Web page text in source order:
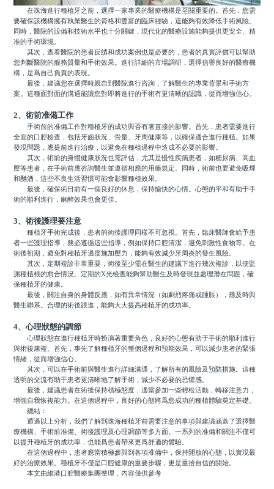
在珠海進行種植牙之前，選擇一家專業的醫療機構是至關重要的。首先，您需
要確保該機構擁有執業醫生的資格和豐富的臨床經驗，這能夠有效降低手術風險。
同時，醫院的設備和技術水平也十分關鍵，現代化的醫療設施能夠提供更安全、精
准的手術環境。
其次，查看醫院的患者反饋和成功案例也是必要的，患者的真實評價可以幫助
您判斷醫院的服務質量和手術效果。進行詳細的市場調研，選擇信譽良好的醫療機
構，是爲自己負責的表現。
最後，建議您在選擇時親自到醫院進行咨詢，了解醫生的專業背景和手術方
案。這種面對面的溝通能讓您對即將進行的手術有更清晰的認識，從而增強信心。
2、術前准備工作
手術前的准備工作對種植牙的成功與否有著直接的影響。首先，患者需要進行
全面的口腔檢查，包括牙齒狀況、骨量、牙周健康等，以確保適合進行種植。如果
發現問題，應提前進行治療，以避免在種植過程中造成不必要的影響。
其次，術前的身體健康狀況也需評估，尤其是慢性疾病患者，如糖尿病、高血
壓等患者，在手術前應咨詢醫生並遵循相應的用藥規定。同時，術前也要避免吸煙
和酗酒，這些不良生活習慣可能會影響種植效果。
最後，確保術日前有一個良好的休息，保持愉快的心情。心態的平和有助于手
術的順利進行，麻醉效果也會更佳。
3、術後護理要注意
種植牙手術完成後，患者的術後護理同樣不可忽視。首先，臨床醫師會給予患
者一些護理指導，務必遵循這些指導，例如保持口腔清潔，避免刺激性食物等。在
術後初期，避免對種植牙過度施加壓力，能夠有效減少牙周炎的發生風險。
其次，定期複診非常重要，術後至少需在醫生的建議下進行幾次複診，以便監
測種植根的愈合情況。定期的X光檢查能夠幫助醫生及時發現並處理潛在問題，確
保種植牙的健康。
最後，關注自身的身體反應，如有異常情況（如劇烈疼痛或腫脹），應及時與
醫生聯系。合理的術後跟進，能夠大大提高種植牙的成功率。
4、心理狀態的調節
心理狀態在進行種植牙時扮演著重要角色，良好的心態有助于手術的順利進行
與術後康複。首先，事先了解種植牙的整個過程和預期效果，可以減少患者的緊張
情緒，從而增強信心。
其次，可以在手術前與醫生進行詳細溝通，了解所有的風險及預防措施。這種
透明的交流有助于患者更清晰地了解手術，減少不必要的恐懼感。
最後，建議患者在術後保持積極態度，適當參加一些輕松活動，轉移注意力，
增強自我恢複能力。在這個過程中，良好的心態將爲您成功的種植體驗奠定基礎。
總結：
通過以上分析，我們了解到珠海種植牙前需要注意的事項與建議涵蓋了選擇醫
療機構、手術前准備、術後護理及心理調節等多方面。一系列的准備和關注不僅可
以提升種植牙的成功率，也能爲患者帶來更爲舒適的體驗。
在這個過程中，患者應當積極參與到各項准備中，保持開放的心態，以實現最
好的治療效果。種植牙不僅是口腔健康的重要步驟，更是重拾自信的開始。
本文由維港口腔醫療集團整理，內容僅供參考